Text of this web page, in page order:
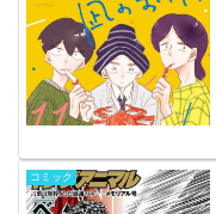
コミック